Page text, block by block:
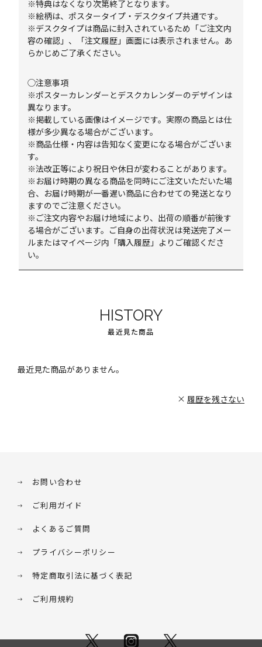
※特典はなくなり次第終了となります。
※絵柄は、ポスタータイプ・デスクタイプ共通です。
※デスクタイプは商品に封入されているため「ご注文内
容の確認」、「注文履歴」画面には表示されません。あ
らかじめご了承ください。
◯注意事項
※ポスターカレンダーとデスクカレンダーのデザインは
異なります。
※掲載している画像はイメージです。実際の商品とは仕
様が多少異なる場合がございます。
※商品仕様・内容は告知なく変更になる場合がございま
す。
※法改正等により祝日や休日が変わることがあります。
※お届け時期の異なる商品を同時にご注文いただいた場
合、お届け時期が一番遅い商品に合わせての発送となり
ますのでご注意ください。
※ご注文内容やお届け地域により、出荷の順番が前後す
る場合がございます。ご自身の出荷状況は発送完了メー
ルまたはマイページ内「購入履歴」よりご確認くださ
い。
HISTORY
最近見た商品
最近見た商品がありません。
履歴を残さない
お問い合わせ
ご利用ガイド
よくあるご質問
プライバシーポリシー
特定商取引法に基づく表記
ご利用規約